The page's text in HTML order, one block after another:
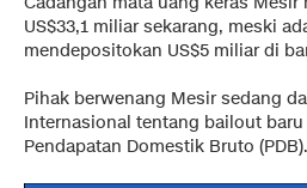
US$33,1 miliar sekarang, meski
mendepositokan US$5 miliar di
Pihak berwenang Mesir sedang
Internasional tentang bailout
Pendapatan Domestik Bruto (PDB).